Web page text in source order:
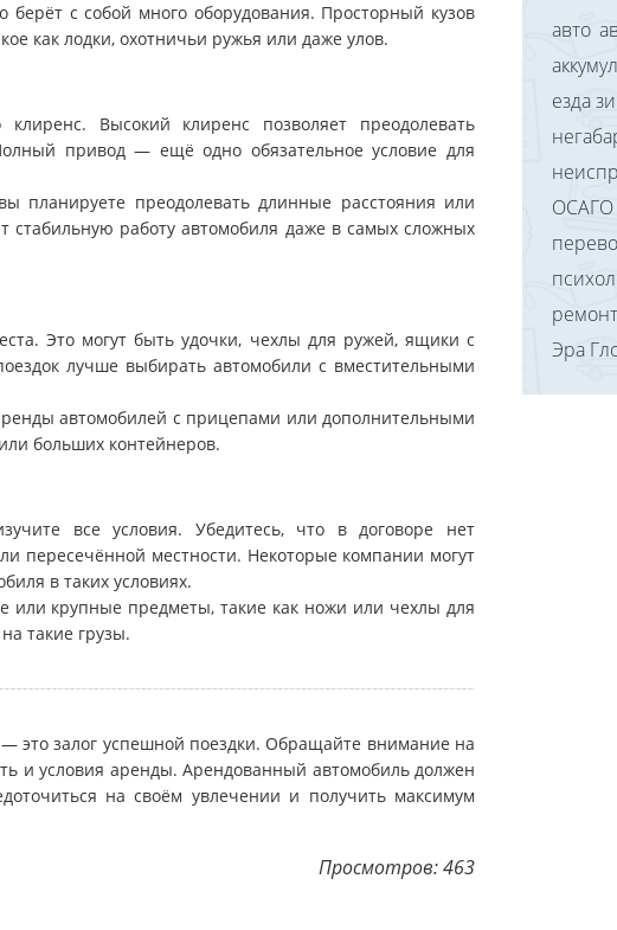
авто
езда
ОСАГО
Эра
с собой много оборудования. Просторный кузов
как лодки, охотничьи ружья или даже улов.
Высокий клиренс позволяет преодолевать
привод — ещё одно обязательное условие для
планируете преодолевать длинные расстояния или
работу автомобиля даже в самых сложных
Это могут быть удочки, чехлы для ружей, ящики с
лучше выбирать автомобили с вместительными
автомобилей с прицепами или дополнительными
больших контейнеров.
все условия. Убедитесь, что в договоре нет
пересечённой местности. Некоторые компании могут
в таких условиях.
или крупные предметы, такие как ножи или чехлы для
такие грузы.
это залог успешной поездки. Обращайте внимание на
и условия аренды. Арендованный автомобиль должен
на своём увлечении и получить максимум
Просмотров: 463